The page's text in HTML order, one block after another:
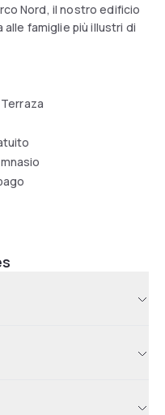
Nord, il nostro edificio
famiglie più illustri di
Terraza